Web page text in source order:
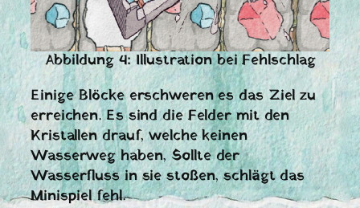
Abbildung 4: Illustration bei Fehlschlag
Einige Blöcke erschweren es das Ziel zu
erreichen. Es sind die Felder mit den
Kristallen drauf, welche keinen
Wasserweg haben, Sollte der
Wasserfluss in sie stoßen, schlägt das
Minispiel fehl.